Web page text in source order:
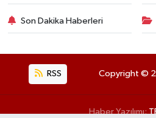
Son Dakika Haberleri
RSS Copyright ©
Haber Yazılımı: